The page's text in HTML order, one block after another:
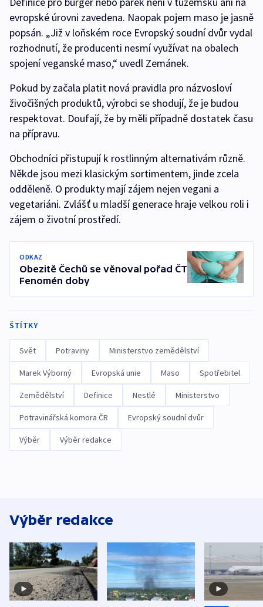
evropské úrovni zavedena. Naopak pojem maso je jasně
popsán. „Již v loňském roce Evropský soudní dvůr vydal
rozhodnutí, že producenti nesmí využívat na obalech
spojení veganské maso,“ uvedl Zemánek.
Pokud by začala platit nová pravidla pro názvosloví
živočišných produktů, výrobci se shodují, že je budou
respektovat. Doufají, že by měli případně dostatek času
na přípravu.
Obchodníci přistupují k rostlinným alternativám různě.
Někde jsou mezi klasickým sortimentem, jinde zcela
odděleně. O produkty mají zájem nejen vegani a
vegetariáni. Zvlášť u mladší generace hraje velkou roli i
zájem o životní prostředí.
ODKAZ
Obezitě Čechů se věnoval pořad ČT
Fenomén doby
ŠTÍTKY
Svět Potraviny Ministerstvo zemědělství
Marek Výborný Evropská unie Maso Spotřebitel
Zemědělství Definice Nestlé Ministerstvo
Potravinářská komora ČR Evropský soudní dvůr
Výběr Výběr redakce
Výběr redakce